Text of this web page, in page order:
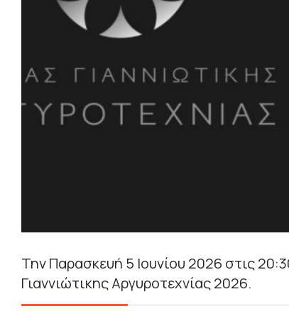
Την Παρασκευή 5 Ιουνίου 2026 στις
Γιαννιώτικης Αργυροτεχνίας 2026.